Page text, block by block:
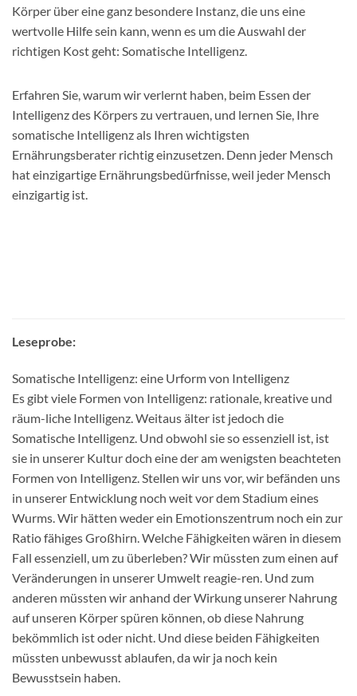
Körper über eine ganz besondere Instanz, die uns eine
wertvolle Hilfe sein kann, wenn es um die Auswahl der
richtigen Kost geht: Somatische Intelligenz.
Erfahren Sie, warum wir verlernt haben, beim Essen der
Intelligenz des Körpers zu vertrauen, und lernen Sie, Ihre
somatische Intelligenz als Ihren wichtigsten
Ernährungsberater richtig einzusetzen. Denn jeder Mensch
hat einzigartige Ernährungsbedürfnisse, weil jeder Mensch
einzigartig ist.
Leseprobe:
Somatische Intelligenz: eine Urform von Intelligenz
Es gibt viele Formen von Intelligenz: rationale, kreative und
räum-liche Intelligenz. Weitaus älter ist jedoch die
Somatische Intelligenz. Und obwohl sie so essenziell ist, ist
sie in unserer Kultur doch eine der am wenigsten beachteten
Formen von Intelligenz. Stellen wir uns vor, wir befänden uns
in unserer Entwicklung noch weit vor dem Stadium eines
Wurms. Wir hätten weder ein Emotionszentrum noch ein zur
Ratio fähiges Großhirn. Welche Fähigkeiten wären in diesem
Fall essenziell, um zu überleben? Wir müssten zum einen auf
Veränderungen in unserer Umwelt reagie-ren. Und zum
anderen müssten wir anhand der Wirkung unserer Nahrung
auf unseren Körper spüren können, ob diese Nahrung
bekömmlich ist oder nicht. Und diese beiden Fähigkeiten
müssten unbewusst ablaufen, da wir ja noch kein
Bewusstsein haben.